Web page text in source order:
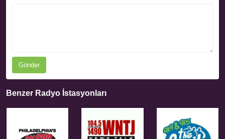
Gönder
Benzer Radyo İstasyonları